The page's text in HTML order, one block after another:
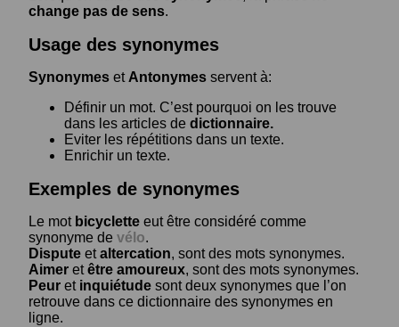
change pas de sens.
Usage des synonymes
Synonymes et Antonymes servent à:
Définir un mot. C’est pourquoi on les trouve
dans les articles de dictionnaire.
Eviter les répétitions dans un texte.
Enrichir un texte.
Exemples de synonymes
Le mot bicyclette eut être considéré comme
synonyme de vélo.
Dispute etaltercation, sont des mots synonymes.
Aimer etêtre amoureux, sont des mots synonymes.
Peur et inquiétude sont deux synonymes que l’on
retrouve dans ce dictionnaire des synonymes en
ligne.